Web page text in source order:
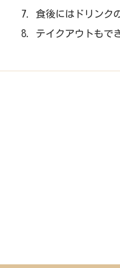
食後にはドリンク
テイクアウトもで